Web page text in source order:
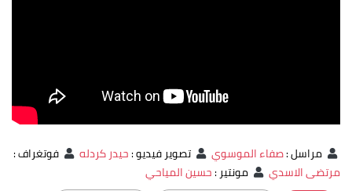
مراسل:صفاء الموسوي تصوير فيديو:حيدر كردله فوتغراف:
مرتضى الاسدي
مونتير:حسين المياحي